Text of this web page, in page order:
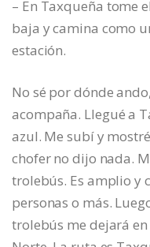
– En Taxqueña tome
baja y camina como
estación.
No sé por dónde
acompaña. Llegué a
azul. Me subí y
chofer no dijo nada.
trolebús. Es amplio y
personas o más.
trolebús me dejará